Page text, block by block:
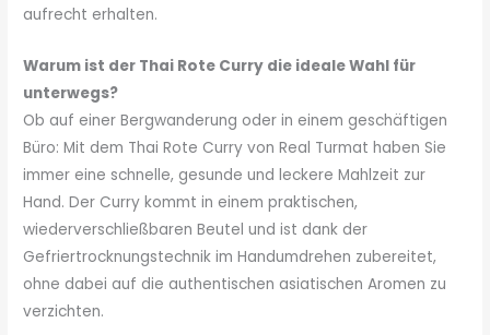
aufrecht erhalten.
Warum ist der Thai Rote Curry die ideale Wahl für
unterwegs?
Ob auf einer Bergwanderung oder in einem geschäftigen
Büro: Mit dem Thai Rote Curry von Real Turmat haben Sie
immer eine schnelle, gesunde und leckere Mahlzeit zur
Hand. Der Curry kommt in einem praktischen,
wiederverschließbaren Beutel und ist dank der
Gefriertrocknungstechnik im Handumdrehen zubereitet,
ohne dabei auf die authentischen asiatischen Aromen zu
verzichten.